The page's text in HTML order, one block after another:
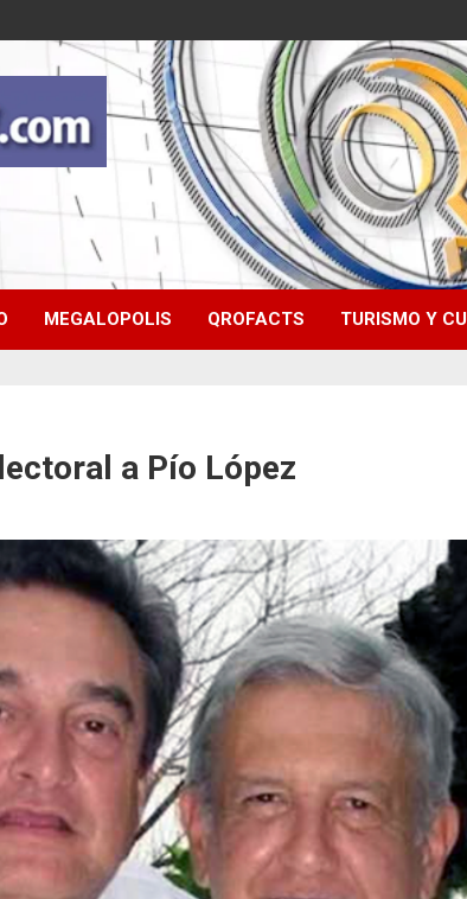
MEGALOPOLIS QROFACTS TURISMO Y
a Pío López